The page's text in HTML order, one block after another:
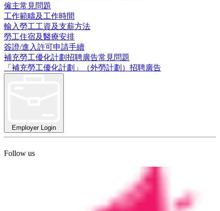
僱主常見問題
工作範疇及工作時間
輸入勞工工資及支薪方法
勞工住宿及醫療安排
簽證/進入許可申請手續
補充勞工優化計劃招聘廣告常見問題
「補充勞工優化計劃」（外勞計劃）招聘廣告
Employer Login
Follow us